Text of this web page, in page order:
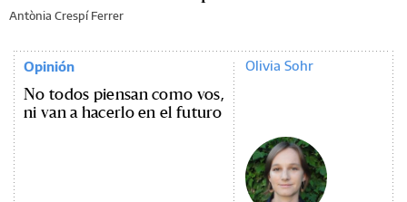
Antònia Crespí Ferrer
Opinión
No todos piensan como vos,
ni van a hacerlo en el futuro
Olivia Sohr